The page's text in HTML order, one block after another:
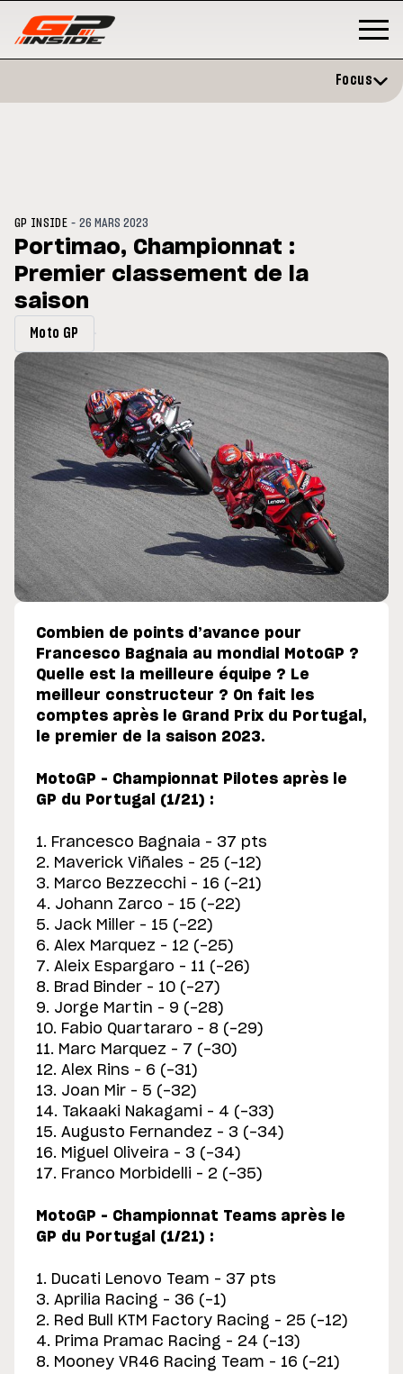
: Horaires et
du GP de Grande-
MOTO GP
Focus
GP INSIDE -26 MARS 2023
Portimao, Championnat :
Premier classement de la
saison
Moto GP
Combien de points d’avance pour
Francesco Bagnaia au mondial MotoGP ?
Quelle est la meilleure équipe ? Le
meilleur constructeur ? On fait les
comptes après le Grand Prix du Portugal,
le premier de la saison 2023.
MotoGP – Championnat Pilotes après le
GP du Portugal (1/21) :
1. Francesco Bagnaia – 37 pts
2. Maverick Viñales – 25 (-12)
3. Marco Bezzecchi – 16 (-21)
4. Johann Zarco – 15 (-22)
5. Jack Miller – 15 (-22)
6. Alex Marquez – 12 (-25)
7. Aleix Espargaro – 11 (-26)
8. Brad Binder – 10 (-27)
9. Jorge Martin – 9 (-28)
10. Fabio Quartararo – 8 (-29)
11. Marc Marquez – 7 (-30)
12. Alex Rins – 6 (-31)
13. Joan Mir – 5 (-32)
14. Takaaki Nakagami – 4 (-33)
15. Augusto Fernandez – 3 (-34)
16. Miguel Oliveira – 3 (-34)
17. Franco Morbidelli – 2 (-35)
MotoGP – Championnat Teams après le
GP du Portugal (1/21) :
1. Ducati Lenovo Team – 37 pts
3. Aprilia Racing – 36 (-1)
2. Red Bull KTM Factory Racing – 25 (-12)
4. Prima Pramac Racing – 24 (-13)
8. Mooney VR46 Racing Team – 16 (-21)